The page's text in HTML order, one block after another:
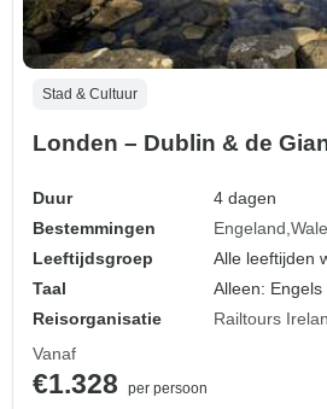
Stad & Cultuur
Londen – Dublin & de
Duur
4 dagen
Bestemmingen
Engeland
Leeftijdsgroep
Alle leeftijden
Taal
Alleen: Engels
Reisorganisatie
Railtours
Vanaf
€1.328
per persoon